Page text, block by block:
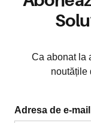
Ca abonat la
noutățile
Adresa de e-mail